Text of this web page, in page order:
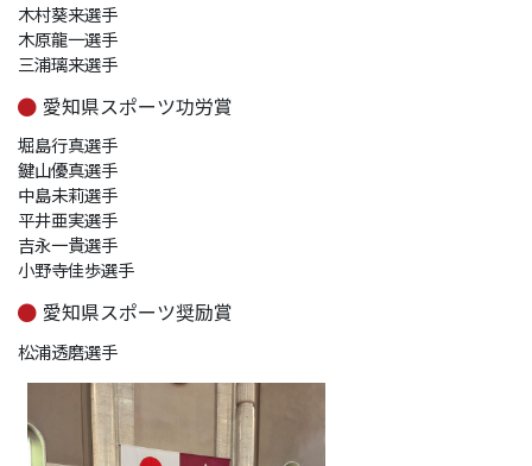
木村葵来選手
木原龍一選手
三浦璃来選手
愛知県スポーツ功労賞
堀島行真選手
鍵山優真選手
中島未莉選手
平井亜実選手
吉永一貴選手
小野寺佳歩選手
愛知県スポーツ奨励賞
松浦透磨選手